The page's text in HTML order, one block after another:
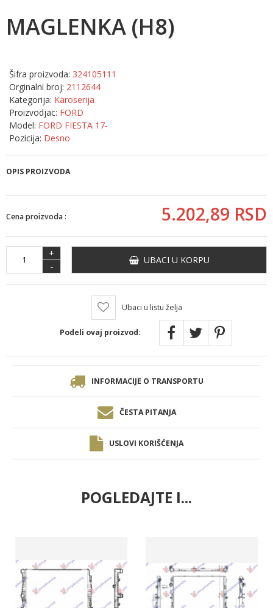
MAGLENKA (H8)
Šifra proizvoda: 324105111
Orginalni broj: 2112644
Kategorija: Karoserija
Proizvodjac: FORD
Model: FORD FIESTA 17-
Pozicija: Desno
OPIS PROIZVODA
Cena proizvoda : 5.202,89 RSD
+
-
UBACI U KORPU
Ubaci u listu želja
Podeli ovaj proizvod:
INFORMACIJE O TRANSPORTU
ČESTA PITANJA
USLOVI KORIŠĆENJA
POGLEDAJTE I...